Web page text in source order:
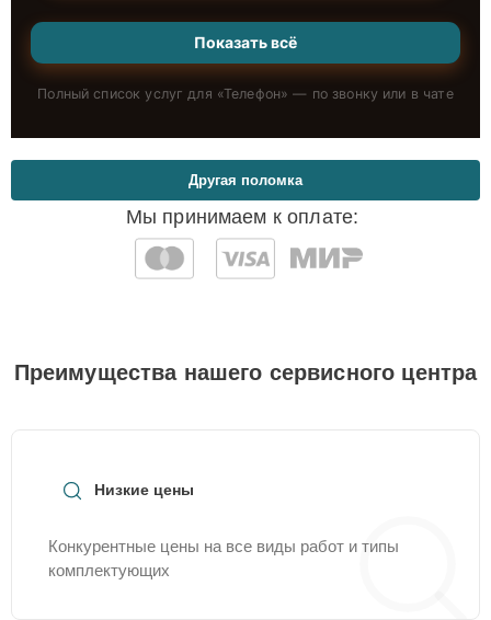
Показать всё
Полный список услуг для «Телефон» — по звонку или в чате
Мы принимаем к оплате:
Другая поломка
Преимущества нашего сервисного центра
Низкие цены
Конкурентные цены на все виды работ и типы
комплектующих